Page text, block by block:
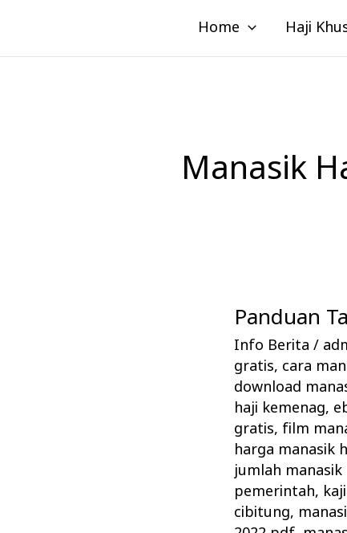
konten
Home Haji
Manasik
Panduan
Info Berita /
gratis, cara
download
haji kemenag,
gratis, film
harga manasik
jumlah
pemerintah,
cibitung,
Panduan
Tata
Cara
Pelaksanaan
Manasik
Haji
Rasulullah